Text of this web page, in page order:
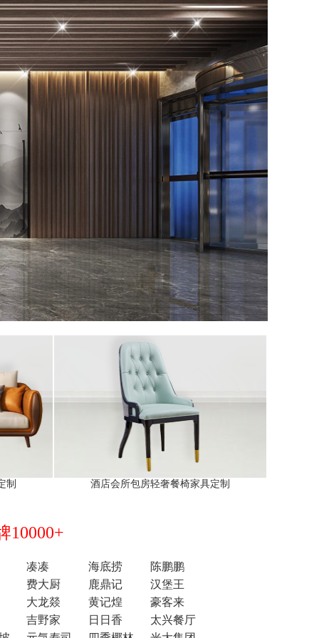
制 酒店会所包房轻奢餐椅家具定制
10000+
凑凑 海底捞
陈鹏鹏
费大厨
鹿鼎记
汉堡王
大龙燚
黄记煌
豪客来
吉野家
日日香
太兴餐厅